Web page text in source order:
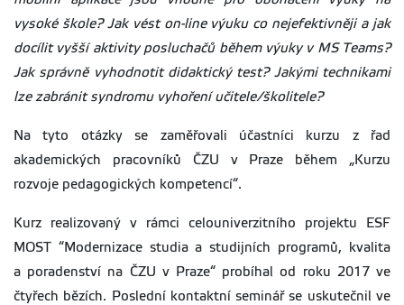
vysoké škole? Jak vést on-line výuku co nejefektivněji a jak
docílit vyšší aktivity posluchačů během výuky v MS Teams?
Jak správně vyhodnotit didaktický test? Jakými technikami
lze zabránit syndromu vyhoření učitele/školitele?
Na tyto otázky se zaměřovali účastníci kurzu z řad
akademických pracovníků ČZU v Praze během „Kurzu
rozvoje pedagogických kompetencí“.
Kurz realizovaný v rámci celouniverzitního projektu ESF
MOST “Modernizace studia a studijních programů, kvalita
a poradenství na ČZU v Praze“ probíhal od roku 2017 ve
čtyřech bězích. Poslední kontaktní seminář se uskutečnil ve